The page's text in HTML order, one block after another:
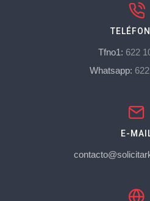
Tfno1: 622
Whatsapp:
E-